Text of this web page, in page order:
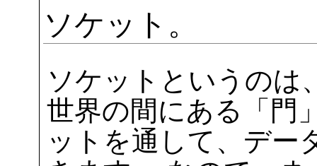
ソケット。
ソケットというのは
世界の間にある「門
ットを通して、デー